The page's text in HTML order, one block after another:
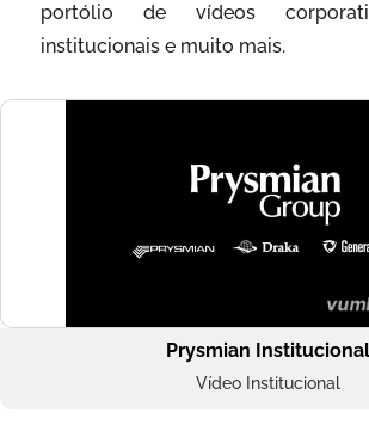
portólio de vídeos
institucionais e muito mais.
Prysmian Institucional
Vídeo Institucional